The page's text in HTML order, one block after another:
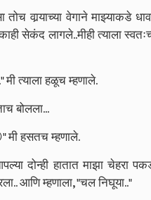
वार्‍याच्या वेगाने माझ्याकडे
सेकंद लागले..मीही त्याला
त्याला हळूच म्हणाले.
बोलला...
मी हसतच म्हणाले.
दोन्ही हातात माझा चेहरा
आणि म्हणाला,"चल निघूया.."